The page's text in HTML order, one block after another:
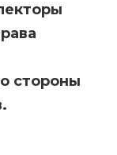
стороны